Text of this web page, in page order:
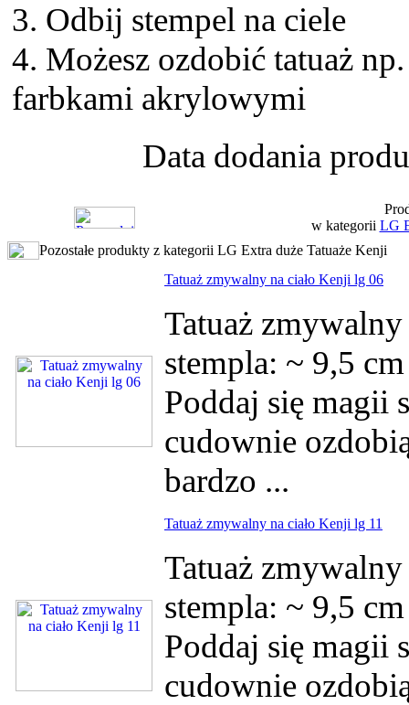
3. Odbij stempel na ciele
4. Możesz ozdobić tatuaż
farbkami akrylowymi
Data dodania
w kategorii LG
Pozostałe produkty z kategorii LG Extra duże Tatuaże Kenji
Tatuaż zmywalny na ciało Kenji lg 06
Tatuaż
stempla: ~ 9,5
Poddaj się magii
cudownie
bardzo ...
Tatuaż zmywalny na ciało Kenji lg 11
Tatuaż
stempla: ~ 9,5
Poddaj się magii
cudownie